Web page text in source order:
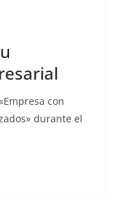
con
durante el